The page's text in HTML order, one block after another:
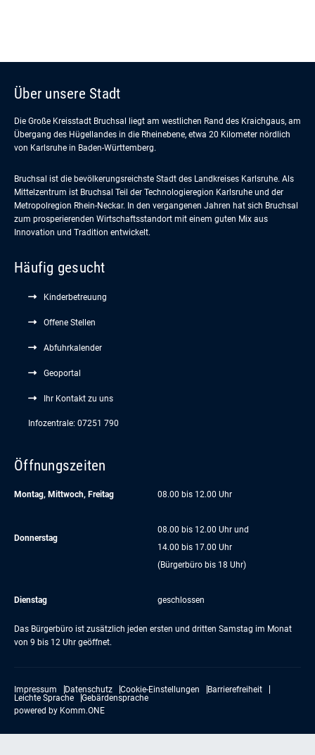
Über unsere Stadt
Die Große Kreisstadt Bruchsal liegt am westlichen Rand des Kraichgaus, am
Übergang des Hügellandes in die Rheinebene, etwa 20 Kilometer nördlich
von Karlsruhe in Baden-Württemberg.
Bruchsal ist die bevölkerungsreichste Stadt des Landkreises Karlsruhe. Als
Mittelzentrum ist Bruchsal Teil der Technologieregion Karlsruhe und der
Metropolregion Rhein-Neckar. In den vergangenen Jahren hat sich Bruchsal
zum prosperierenden Wirtschaftsstandort mit einem guten Mix aus
Innovation und Tradition entwickelt.
Häufig gesucht
Kinderbetreuung
Offene Stellen
Abfuhrkalender
Geoportal
Ihr Kontakt zu uns
Infozentrale: 07251 790
Öffnungszeiten
Montag, Mittwoch, Freitag 08.00 bis 12.00 Uhr
Donnerstag
08.00 bis 12.00 Uhr und
14.00 bis 17.00 Uhr
(Bürgerbüro bis 18 Uhr)
Dienstag geschlossen
Das Bürgerbüro ist zusätzlich jeden ersten und dritten Samstag im Monat
von 9 bis 12 Uhr geöffnet.
Impressum Datenschutz Cookie-Einstellungen
Barrierefreiheit
Leichte Sprache
Gebärdensprache
powered by Komm.ONE